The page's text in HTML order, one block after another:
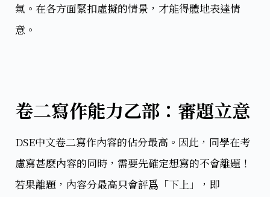
氣。在各方面緊扣虛擬的情景，才能得體地表達情
意。
卷二寫作能力乙部：審題立意
DSE中文卷二寫作內容的佔分最高。因此，同學在考
慮寫甚麽內容的同時，需要先確定想寫的不會離題！
若果離題，內容分最高只會評爲「下上」，即